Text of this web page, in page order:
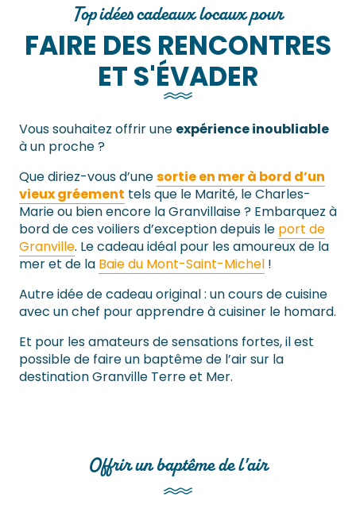
Top idées cadeaux locaux pour
FAIRE DES RENCONTRES
ET S'ÉVADER
Vous souhaitez offrir une expérience inoubliable
à un proche ?
Que diriez-vous d’unesortie en mer à bord d’un
vieux gréement tels que le Marité, le Charles-
Marie ou bien encore la Granvillaise ? Embarquez à
bord de ces voiliers d’exception depuis le port de
Granville. Le cadeau idéal pour les amoureux de la
mer et de la Baie du Mont-Saint-Michel !
Autre idée de cadeau original : un cours de cuisine
avec un chef pour apprendre à cuisiner le homard.
Et pour les amateurs de sensations fortes, il est
possible de faire un baptême de l’air sur la
destination Granville Terre et Mer.
Offrir un baptême de l'air